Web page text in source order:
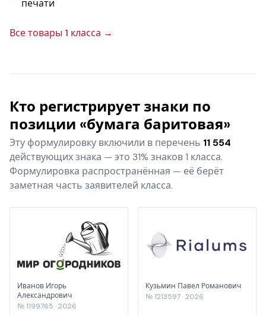
печати
Все товары 1 класса →
Кто регистрирует знаки по
позиции «бумага баритовая»
Эту формулировку включили в перечень 11 554
действующих знака — это 31% знаков 1 класса.
Формулировка распространённая — её берёт
заметная часть заявителей класса.
Иванов Игорь
Александрович
№ 1199765 · 2026
Кузьмин Павел Романович
№ 1213597 · 2026